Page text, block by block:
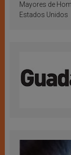
Mayores de
Estados Unidos